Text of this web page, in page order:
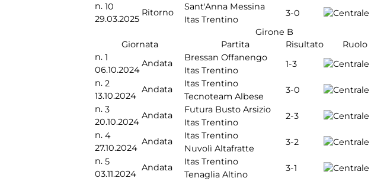
n. 10
29.03.2025
Ritorno
Sant'Anna Messina
Itas Trentino
3-0
Girone B
Giornata
Partita Risultato Ruolo
n. 1
06.10.2024
Andata
Bressan Offanengo
Itas Trentino
1-3
n. 2
13.10.2024
Andata
Itas Trentino
Tecnoteam Albese
3-0
n. 3
20.10.2024
Andata
Futura Busto Arsizio
Itas Trentino
2-3
n. 4
27.10.2024
Andata
Itas Trentino
Nuvolì Altafratte
3-2
n. 5
03.11.2024
Andata
Itas Trentino
Tenaglia Altino
3-1